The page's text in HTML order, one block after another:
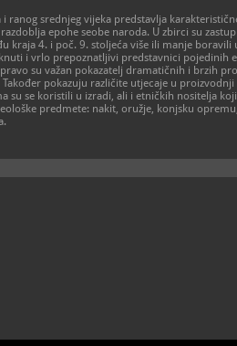
i ranog srednjeg vijeka predstavlja
epohe seobe naroda. U zbirci su
kraja 4. i poč. 9. stoljeća više ili manje boravili
i vrlo prepoznatljivi predstavnici pojedinih
su važan pokazatelj dramatičnih i brzih
pokazuju različite utjecaje u
su se koristili u izradi, ali i etničkih nositelja
predmete: nakit, oružje, konjsku